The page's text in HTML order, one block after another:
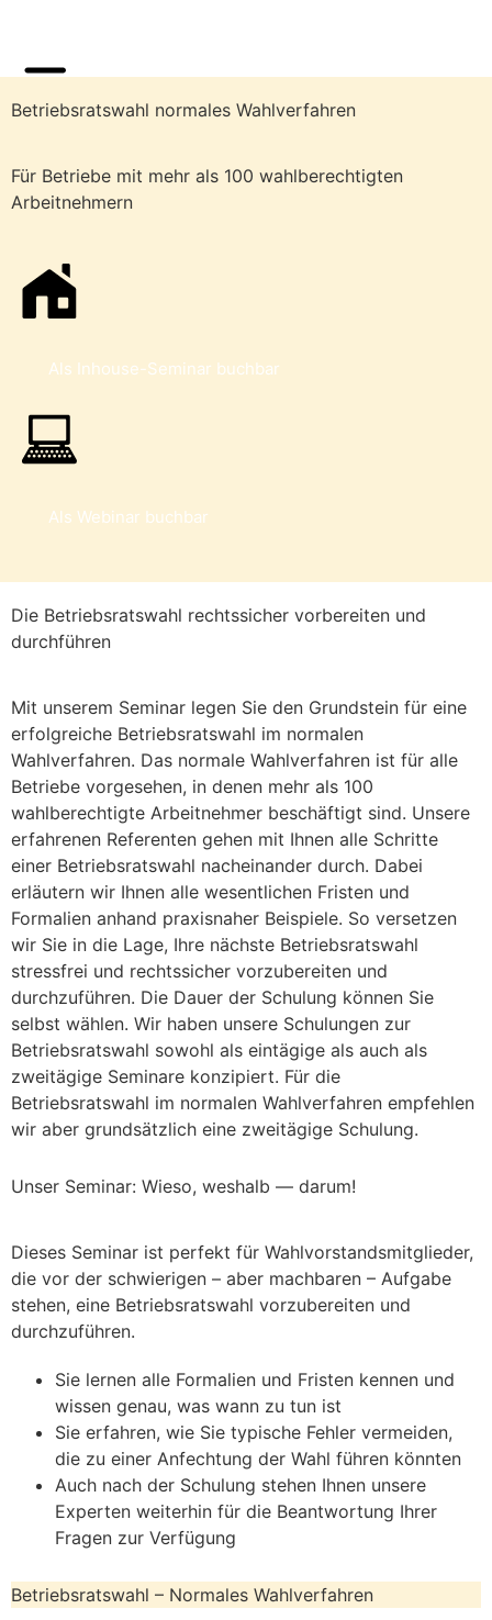
Betriebsratswahl normales Wahlverfahren
Für Betriebe mit mehr als 100 wahlberechtigten
Arbeitnehmern
Als Inhouse-Seminar buchbar
Als Webinar buchbar
Die Betriebsratswahl rechtssicher vorbereiten und
durchführen
Mit unserem Seminar legen Sie den Grundstein für eine
erfolgreiche Betriebsratswahl im normalen
Wahlverfahren. Das normale Wahlverfahren ist für alle
Betriebe vorgesehen, in denen mehr als 100
wahlberechtigte Arbeitnehmer beschäftigt sind. Unsere
erfahrenen Referenten gehen mit Ihnen alle Schritte
einer Betriebsratswahl nacheinander durch. Dabei
erläutern wir Ihnen alle wesentlichen Fristen und
Formalien anhand praxisnaher Beispiele. So versetzen
wir Sie in die Lage, Ihre nächste Betriebsratswahl
stressfrei und rechtssicher vorzubereiten und
durchzuführen. Die Dauer der Schulung können Sie
selbst wählen. Wir haben unsere Schulungen zur
Betriebsratswahl sowohl als eintägige als auch als
zweitägige Seminare konzipiert. Für die
Betriebsratswahl im normalen Wahlverfahren empfehlen
wir aber grundsätzlich eine zweitägige Schulung.
Unser Seminar: Wieso, weshalb — darum!
Dieses Seminar ist perfekt für Wahlvorstandsmitglieder,
die vor der schwierigen – aber machbaren – Aufgabe
stehen, eine Betriebsratswahl vorzubereiten und
durchzuführen.
Sie lernen alle Formalien und Fristen kennen und
wissen genau, was wann zu tun ist
Sie erfahren, wie Sie typische Fehler vermeiden,
die zu einer Anfechtung der Wahl führen könnten
Auch nach der Schulung stehen Ihnen unsere
Experten weiterhin für die Beantwortung Ihrer
Fragen zur Verfügung
Betriebsratswahl – Normales Wahlverfahren